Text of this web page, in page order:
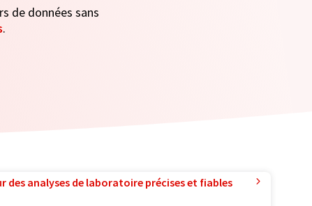
de données sans
.
des analyses de laboratoire précises et fiables